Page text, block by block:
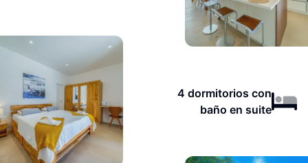
4 dormitorios con
baño en suite